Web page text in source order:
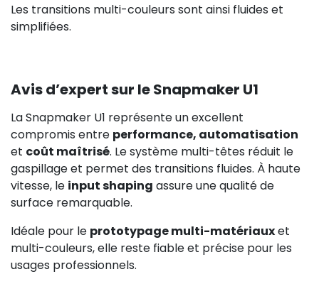
Les transitions multi-couleurs sont ainsi fluides et
simplifiées.
Avis d’expert sur le Snapmaker U1
La Snapmaker U1 représente un excellent
compromis entre performance, automatisation
et coût maîtrisé. Le système multi-têtes réduit le
gaspillage et permet des transitions fluides. À haute
vitesse, le input shaping assure une qualité de
surface remarquable.
Idéale pour le prototypage multi-matériauxet
multi-couleurs, elle reste fiable et précise pour les
usages professionnels.